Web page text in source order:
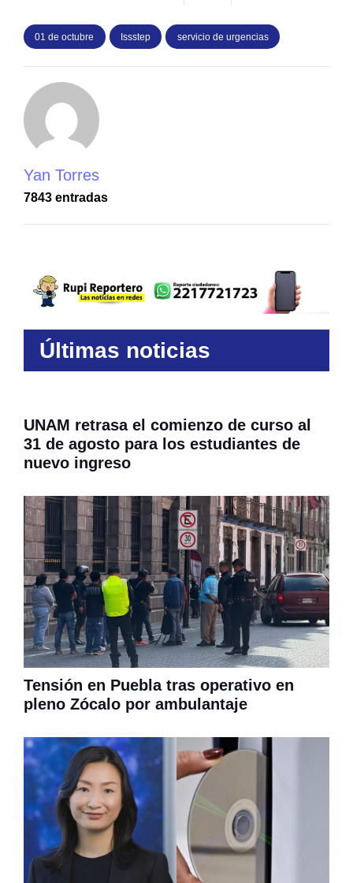
01 de octubre Issstep servicio de urgencias
Yan Torres
7843 entradas
Últimas noticias
UNAM retrasa el comienzo de curso al
31 de agosto para los estudiantes de
nuevo ingreso
Tensión en Puebla tras operativo en
pleno Zócalo por ambulantaje